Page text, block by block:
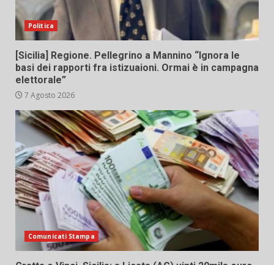
Politica
[Sicilia] Regione. Pellegrino a Mannino “Ignora le
basi dei rapporti fra istizuaioni. Ormai è in campagna
elettorale”
7 Agosto 2026
Comunicati Stampa